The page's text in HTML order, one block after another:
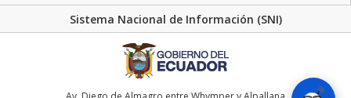
Sistema Nacional de Información (SNI)